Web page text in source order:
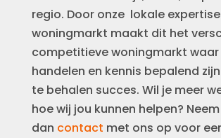
regio. Door onze lokale
woningmarkt maakt dit het
competitieve woningmarkt waar
handelen en kennis bepalend
te behalen succes. Wil je meer
hoe wij jou kunnen helpen? Neem
dan contact met ons op voor